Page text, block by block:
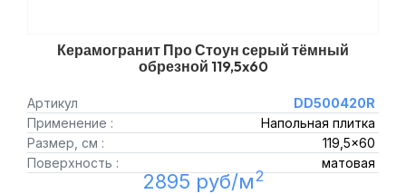
Керамогранит Про Стоун серый тёмный
обрезной 119,5x60
Артикул
DD500420R
Применение :
Напольная плитка
Размер, см :
119,5x60
Поверхность :
матовая
2895 руб/м2